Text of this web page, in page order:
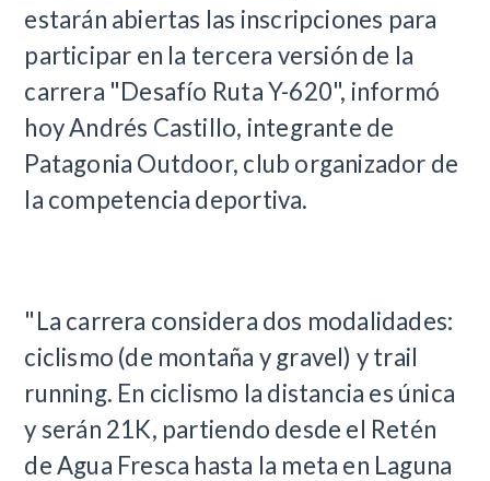
estarán abiertas las inscripciones para
participar en la tercera versión de la
carrera "Desafío Ruta Y-620", informó
hoy Andrés Castillo, integrante de
Patagonia Outdoor, club organizador de
la competencia deportiva.
"La carrera considera dos modalidades:
ciclismo (de montaña y gravel) y trail
running. En ciclismo la distancia es única
y serán 21K, partiendo desde el Retén
de Agua Fresca hasta la meta en Laguna